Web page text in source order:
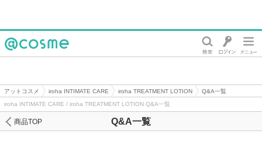
アットコスメ iroha INTIMATE CARE iroha TREATMENT LOTION
Q&A一覧
iroha INTIMATE CARE / iroha TREATMENT LOTION Q&A一覧
Q&A一覧
商品TOP